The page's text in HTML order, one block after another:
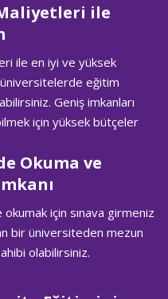
ile
ile en iyi ve yüksek
eğitim
Geniş imkanları
için yüksek bütçeler
Okuma ve
için sınava girmeniz
bir üniversiteden mezun
olabilirsiniz.